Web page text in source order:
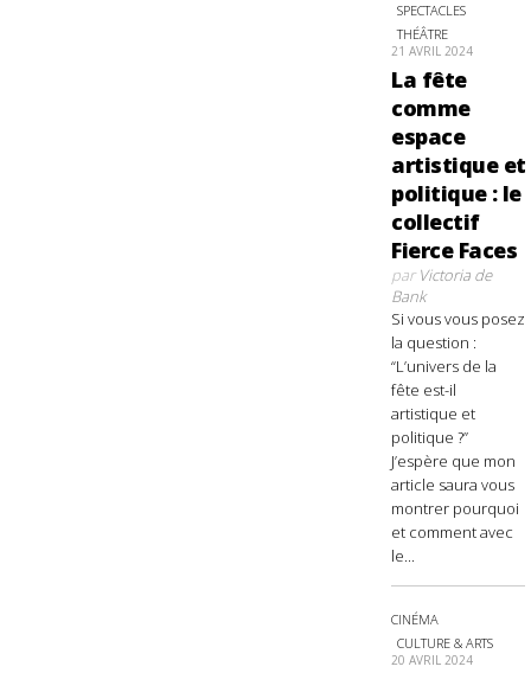
SPECTACLES
THÉÂTRE
21 AVRIL 2024
La fête
comme
espace
artistique et
politique : le
collectif
Fierce Faces
parVictoria de
Bank
Si vous vous posez
la question :
“L’univers de la
fête est-il
artistique et
politique ?”
J’espère que mon
article saura vous
montrer pourquoi
et comment avec
le...
CINÉMA
CULTURE & ARTS
20 AVRIL 2024